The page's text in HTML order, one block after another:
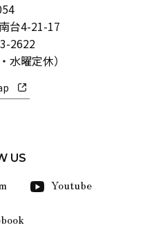
台4-21-17
2622
水曜定休）
US
Youtube